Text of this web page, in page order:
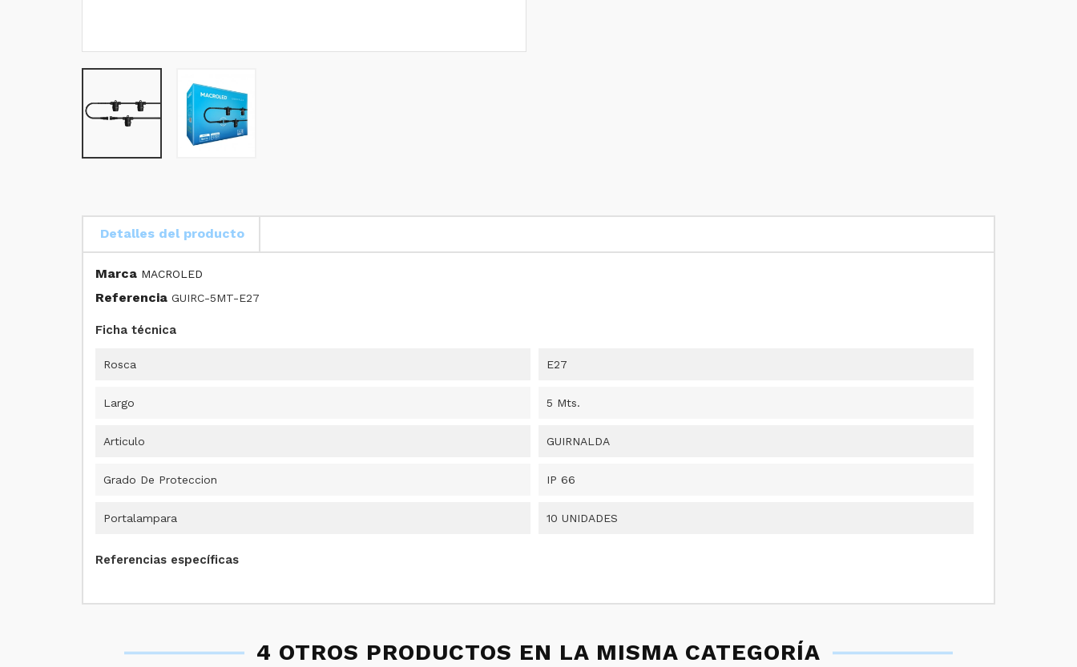
Detalles del producto
Marca MACROLED
Referencia GUIRC-5MT-E27
Ficha técnica
Rosca E27
Largo 5 Mts.
Articulo GUIRNALDA
Grado De Proteccion IP 66
Portalampara 10 UNIDADES
Referencias específicas
4 OTROS PRODUCTOS EN LA MISMA CATEGORÍA